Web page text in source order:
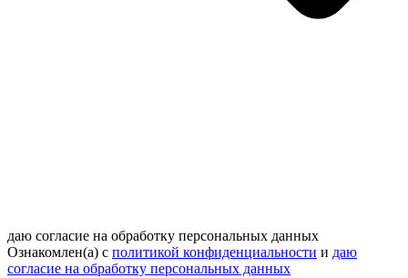
даю согласие на обработку персональных данных
Ознакомлен(а) с политикой конфиденциальности и даю
согласие на обработку персональных данных